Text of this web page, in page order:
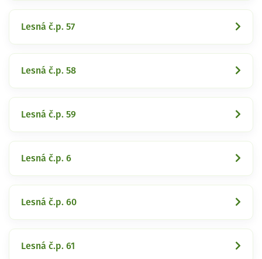
Lesná č.p. 57
Lesná č.p. 58
Lesná č.p. 59
Lesná č.p. 6
Lesná č.p. 60
Lesná č.p. 61